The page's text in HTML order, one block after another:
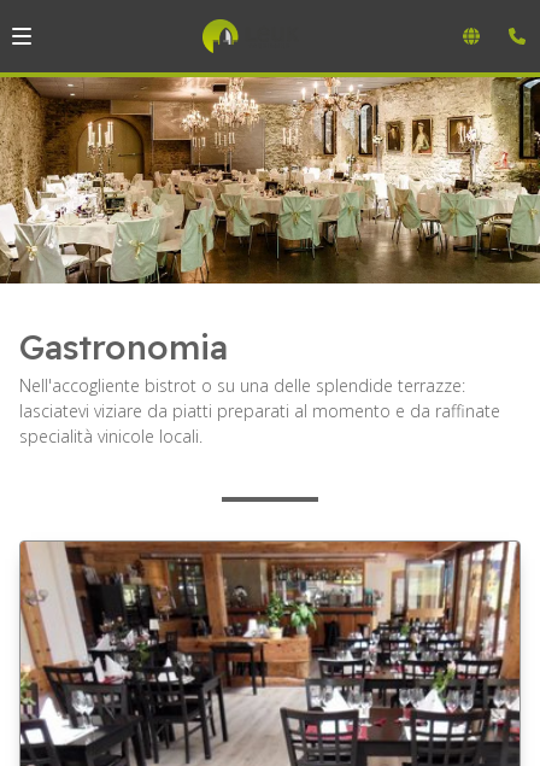
Gastronomia
Nell'accogliente bistrot o su una delle splendide terrazze:
lasciatevi viziare da piatti preparati al momento e da raffinate
specialità vinicole locali.